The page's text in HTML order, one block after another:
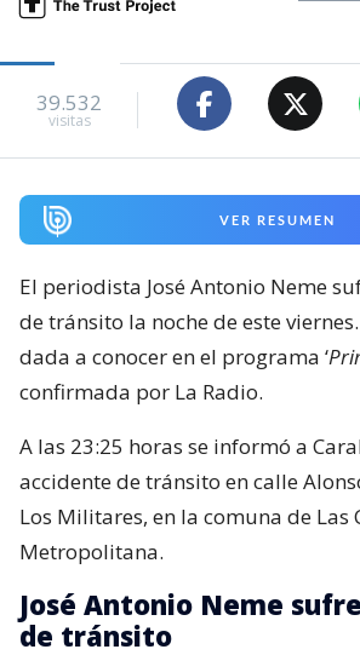
39.532
visitas
VER RESUMEN
El periodista José Antonio Neme
de tránsito la noche de este
dada a conocer en el programa ‘
confirmada por La Radio.
A las 23:25 horas se informó a
accidente de tránsito en calle
Los Militares, en la comuna de Las
Metropolitana.
José Antonio Neme
de tránsito